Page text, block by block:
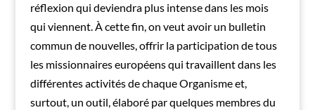
réflexion qui deviendra plus intense dans les mois
qui viennent. À cette fin, on veut avoir un bulletin
commun de nouvelles, offrir la participation de tous
les missionnaires européens qui travaillent dans les
différentes activités de chaque Organisme et,
surtout, un outil, élaboré par quelques membres du